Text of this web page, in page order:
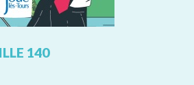
140